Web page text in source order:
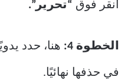
انقر فوق “تحرير”.
الخطوة 4: هنا، حدد
في حذفها نهائيًا.